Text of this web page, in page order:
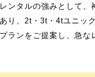
ンタルの強みとして
り、2t・3t・4tユニッ
ランをご提案し、急